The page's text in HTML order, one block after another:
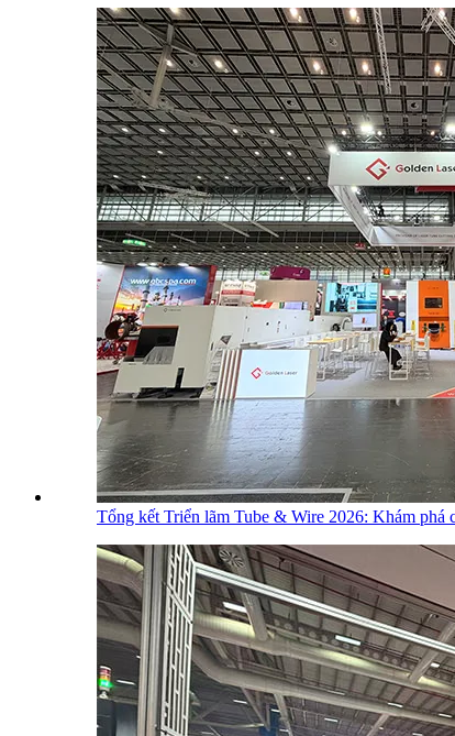
Tổng kết Triển lãm Tube & Wire 2026: Khám phá